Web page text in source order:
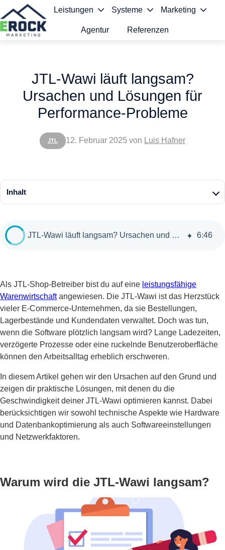
Leistungen Systeme Marketing
Agentur Referenzen
JTL
JTL-Wawi läuft langsam?
Ursachen und Lösungen für
Performance-Probleme
12. Februar 2025 von Luis Hafner
Inhalt
JTL-Wawi läuft langsam? Ursachen und Lösungen für Performance-Probleme 6:46
Als JTL-Shop-Betreiber bist du auf eine leistungsfähige
Warenwirtschaftangewiesen. Die JTL-Wawi ist das Herzstück
vieler E-Commerce-Unternehmen, da sie Bestellungen,
Lagerbestände und Kundendaten verwaltet. Doch was tun,
wenn die Software plötzlich langsam wird? Lange Ladezeiten,
verzögerte Prozesse oder eine ruckelnde Benutzeroberfläche
können den Arbeitsalltag erheblich erschweren.
In diesem Artikel gehen wir den Ursachen auf den Grund und
zeigen dir praktische Lösungen, mit denen du die
Geschwindigkeit deiner JTL-Wawi optimieren kannst. Dabei
berücksichtigen wir sowohl technische Aspekte wie Hardware
und Datenbankoptimierung als auch Softwareeinstellungen
und Netzwerkfaktoren.
Warum wird die JTL-Wawi langsam?